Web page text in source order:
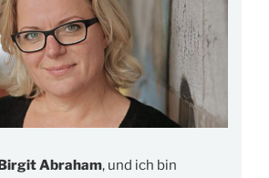
Birgit Abraham, und ich bin